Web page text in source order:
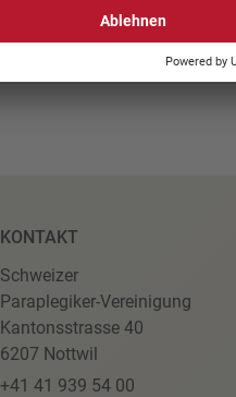
KONTAKT
Schweizer
Paraplegiker-Vereinigung
Kantonsstrasse 40
6207 Nottwil
+41 41 939 54 00